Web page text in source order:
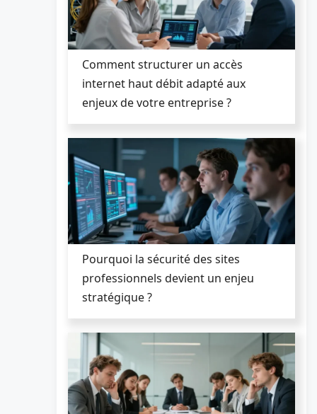
Comment structurer un accès
internet haut débit adapté aux
enjeux de votre entreprise ?
Pourquoi la sécurité des sites
professionnels devient un enjeu
stratégique ?